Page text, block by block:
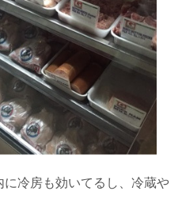
冷房も効いてるし、冷蔵や